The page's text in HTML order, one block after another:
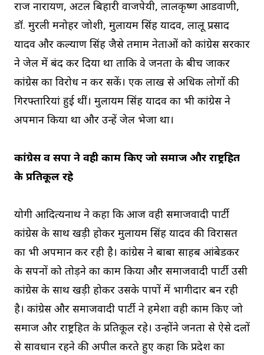
राज नारायण, अटल बिहारी वाजपेयी, लालकृष्ण आडवाणी,
डॉ. मुरली मनोहर जोशी, मुलायम सिंह यादव, लालू प्रसाद
यादव और कल्याण सिंह जैसे तमाम नेताओं को कांग्रेस सरकार
ने जेल में बंद कर दिया था ताकि वे जनता के बीच जाकर
कांग्रेस का विरोध न कर सकें। एक लाख से अधिक लोगों की
गिरफ्तारियां हुई थीं। मुलायम सिंह यादव का भी कांग्रेस ने
अपमान किया था और उन्हें जेल भेजा था।
कांग्रेस व सपा ने वही काम किए जो समाज और राष्ट्रहित
के प्रतिकूल रहे
योगी आदित्यनाथ ने कहा कि आज वही समाजवादी पार्टी
कांग्रेस के साथ खड़ी होकर मुलायम सिंह यादव की विरासत
का भी अपमान कर रही है। कांग्रेस ने बाबा साहब आंबेडकर
के सपनों को तोड़ने का काम किया और समाजवादी पार्टी उसी
कांग्रेस के साथ खड़ी होकर उसके पापों में भागीदार बन रही
है। कांग्रेस और समाजवादी पार्टी ने हमेशा वही काम किए जो
समाज और राष्ट्रहित के प्रतिकूल रहे। उन्होंने जनता से ऐसे दलों
से सावधान रहने की अपील करते हुए कहा कि प्रदेश का